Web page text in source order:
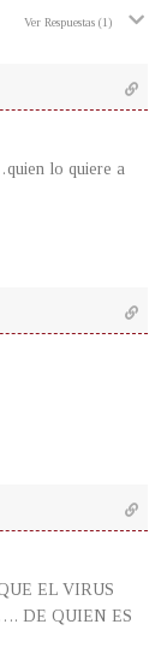
Ver Respuestas (1)
lo quiere a
EL VIRUS
DE QUIEN ES